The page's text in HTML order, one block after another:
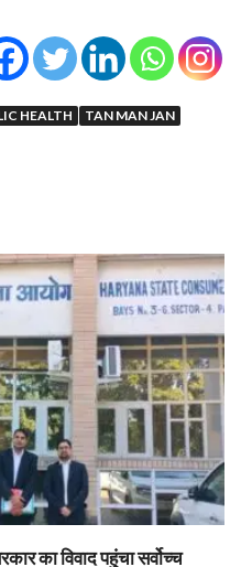
HEALTH
TAN MAN JAN
का विवाद पहुंचा सर्वोच्च